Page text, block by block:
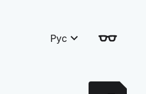
Рус